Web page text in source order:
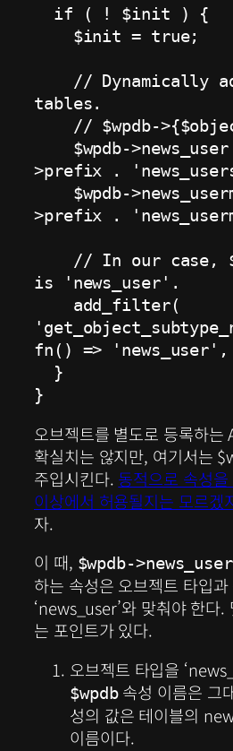
tables.
>prefix .
>prefix .
is 'news_user'.
fn() =>
}
오브젝트를 별도로 등록하는
확실치는 않지만, 여기서는
주입시킨다. 동적으로 속성
이상에서 허용될지는 모르겠
자.
이 때, $wpdb->news_user
하는 속성은 오브젝트 타입과
‘news_user’와 맞춰야 한다
는 포인트가 있다.
오브젝트 타입을
$wpdb속성 이름은 그
성의 값은 테이블의
이름이다.